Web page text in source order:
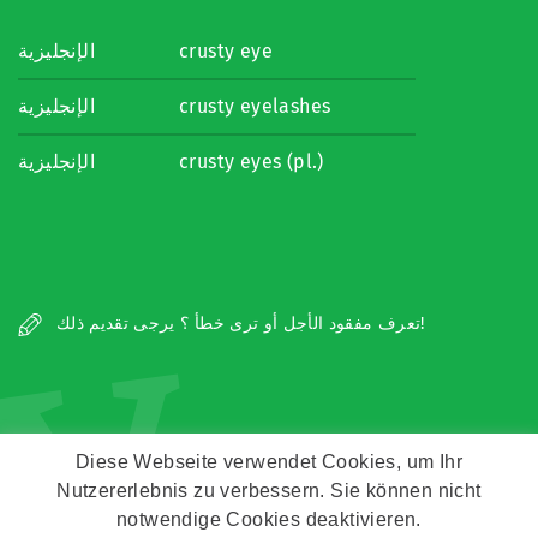
الإنجليزية crusty eye
الإنجليزية crusty eyelashes
الإنجليزية crusty eyes (pl.)
تعرف مفقود الأجل أو ترى خطأ ؟ يرجى تقديم ذلك!
Copyright © Zeitz Franko Zeitz
Diese Webseite verwendet Cookies, um Ihr
Nutzererlebnis zu verbessern. Sie können nicht
notwendige Cookies deaktivieren.